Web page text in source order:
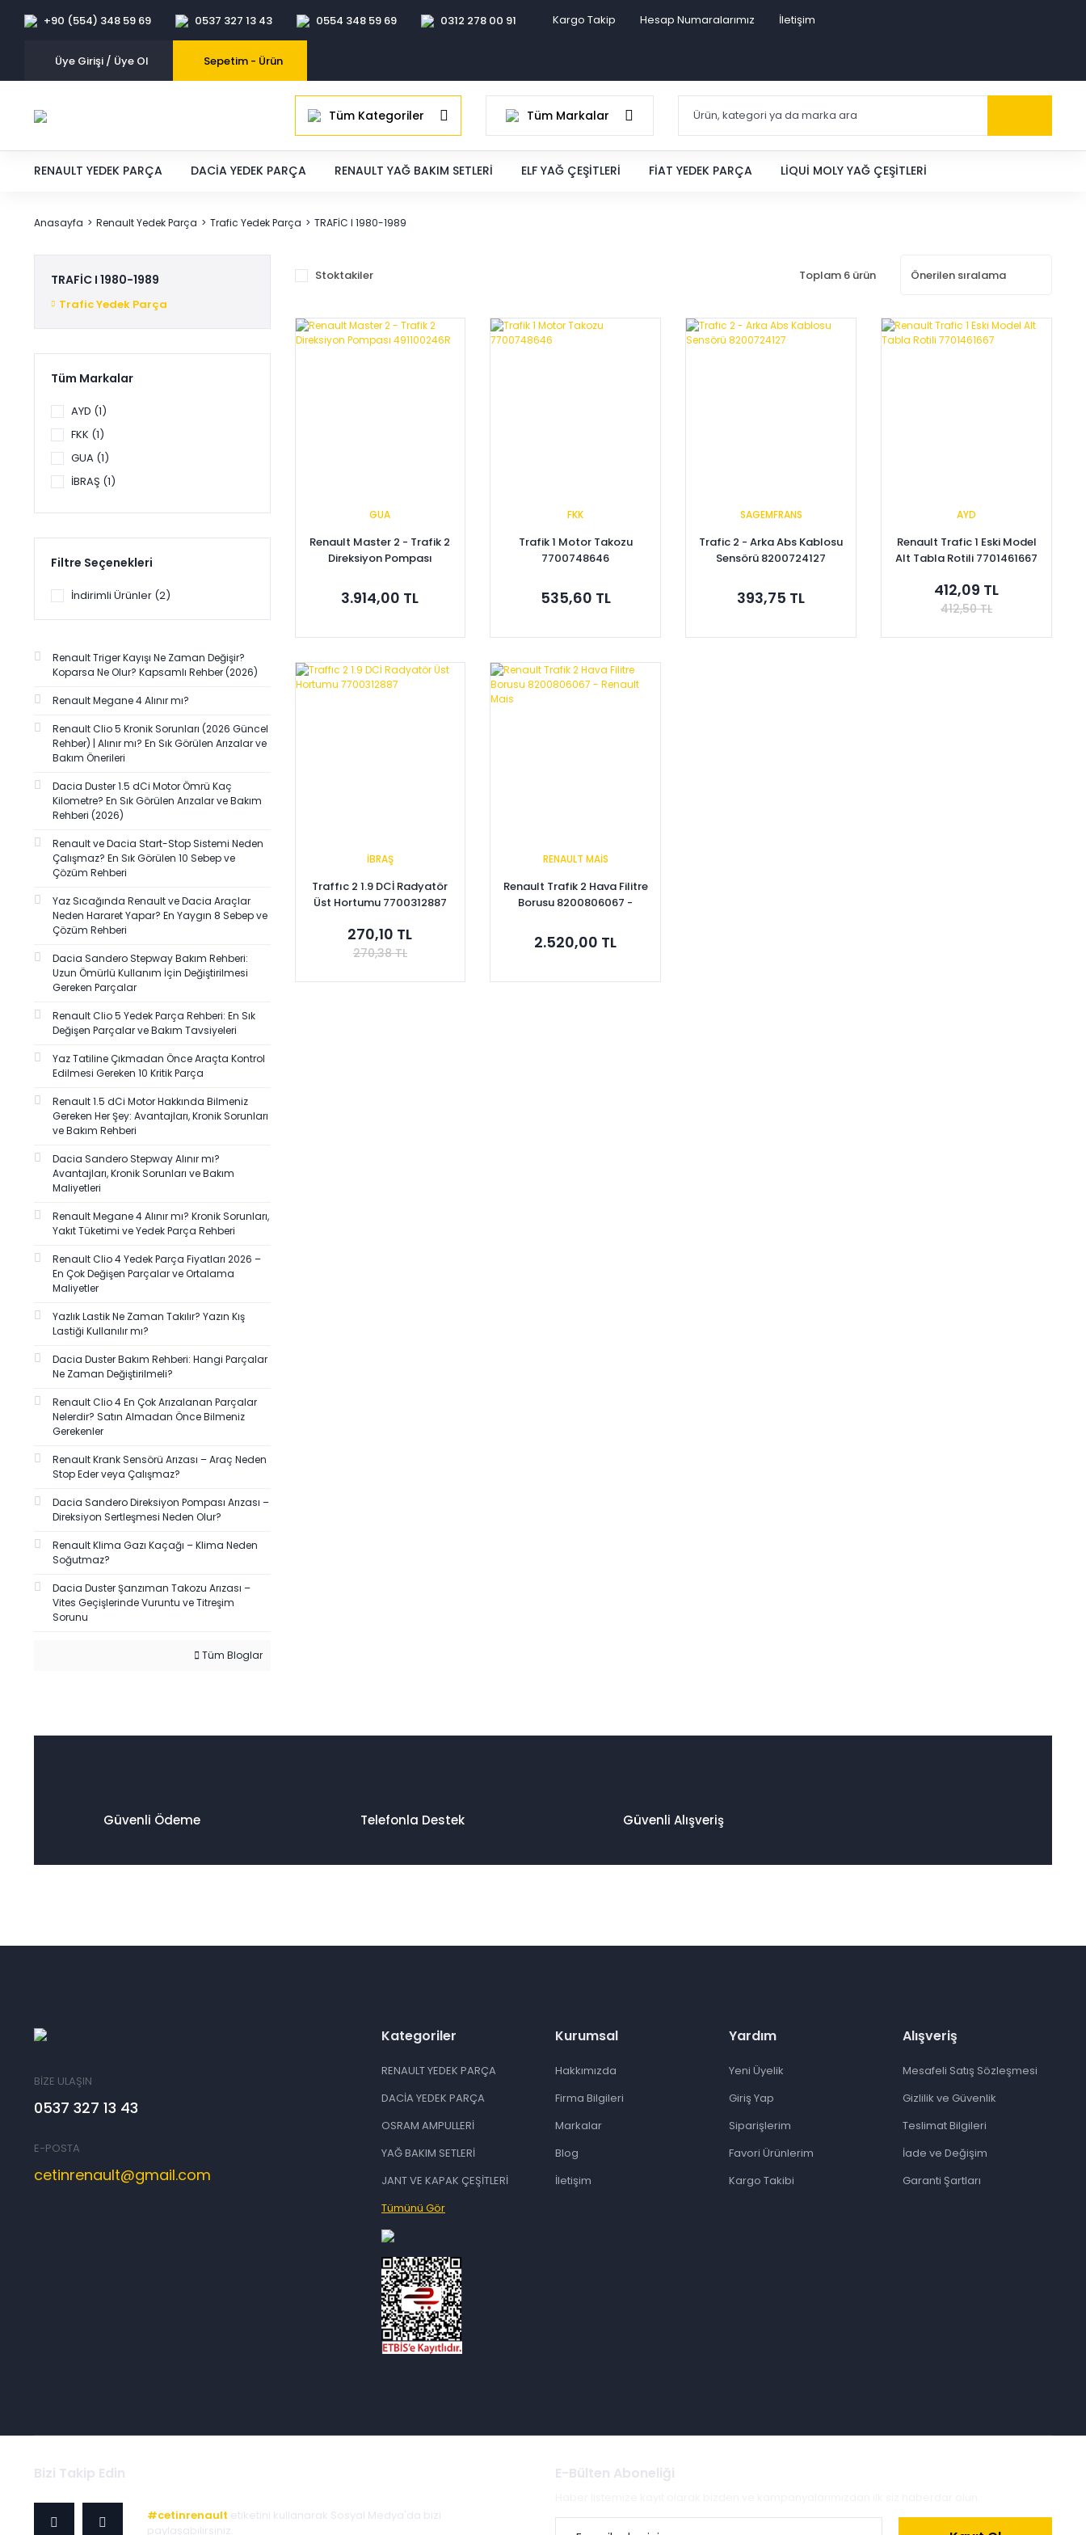
+90 (554) 348 59 69 0537 327 13 43 0554 348 59 69 0312 278 00 91 Kargo Takip Hesap Numaralarımız İletişim
Üye Girişi / Üye Ol Sepetim - Ürün
Tüm Kategoriler Tüm Markalar
RENAULT YEDEK PARÇA DACIA YEDEK PARÇA RENAULT YAĞ BAKIM SETLERI ELF YAĞ ÇEŞITLERI FIAT YEDEK PARÇA LIQUI MOLY YAĞ ÇEŞITLERI
Anasayfa Renault Yedek Parça Trafic Yedek Parça TRAFİC I 1980-1989
TRAFİC I 1980-1989
Trafic Yedek Parça
Tüm Markalar
AYD (1)
FKK (1)
GUA (1)
İBRAŞ (1)
Filtre Seçenekleri
İndirimli Ürünler (2)
Renault Triger Kayışı Ne Zaman Değişir?
Koparsa Ne Olur? Kapsamlı Rehber (2026)
Renault Megane 4 Alınır mı?
Renault Clio 5 Kronik Sorunları (2026 Güncel
Rehber) | Alınır mı? En Sık Görülen Arızalar ve
Bakım Önerileri
Dacia Duster 1.5 dCi Motor Ömrü Kaç
Kilometre? En Sık Görülen Arızalar ve Bakım
Rehberi (2026)
Renault ve Dacia Start-Stop Sistemi Neden
Çalışmaz? En Sık Görülen 10 Sebep ve
Çözüm Rehberi
Yaz Sıcağında Renault ve Dacia Araçlar
Neden Hararet Yapar? En Yaygın 8 Sebep ve
Çözüm Rehberi
Dacia Sandero Stepway Bakım Rehberi:
Uzun Ömürlü Kullanım İçin Değiştirilmesi
Gereken Parçalar
Renault Clio 5 Yedek Parça Rehberi: En Sık
Değişen Parçalar ve Bakım Tavsiyeleri
Yaz Tatiline Çıkmadan Önce Araçta Kontrol
Edilmesi Gereken 10 Kritik Parça
Renault 1.5 dCi Motor Hakkında Bilmeniz
Gereken Her Şey: Avantajları, Kronik Sorunları
ve Bakım Rehberi
Dacia Sandero Stepway Alınır mı?
Avantajları, Kronik Sorunları ve Bakım
Maliyetleri
Renault Megane 4 Alınır mı? Kronik Sorunları,
Yakıt Tüketimi ve Yedek Parça Rehberi
Renault Clio 4 Yedek Parça Fiyatları 2026 –
En Çok Değişen Parçalar ve Ortalama
Maliyetler
Yazlık Lastik Ne Zaman Takılır? Yazın Kış
Lastiği Kullanılır mı?
Dacia Duster Bakım Rehberi: Hangi Parçalar
Ne Zaman Değiştirilmeli?
Renault Clio 4 En Çok Arızalanan Parçalar
Nelerdir? Satın Almadan Önce Bilmeniz
Gerekenler
Renault Krank Sensörü Arızası – Araç Neden
Stop Eder veya Çalışmaz?
Dacia Sandero Direksiyon Pompası Arızası –
Direksiyon Sertleşmesi Neden Olur?
Renault Klima Gazı Kaçağı – Klima Neden
Soğutmaz?
Dacia Duster Şanzıman Takozu Arızası –
Vites Geçişlerinde Vuruntu ve Titreşim
Sorunu
Tüm Bloglar
Stoktakiler Toplam 6 ürün
GUA
Renault Master 2 - Trafik 2
Direksiyon Pompası
3.914,00 TL
Sepete Ekle
FKK
Trafik 1 Motor Takozu
7700748646
535,60 TL
Sepete Ekle
SAGEMFRANS
Trafic 2 - Arka Abs Kablosu
Sensörü 8200724127
393,75 TL
AYD
Renault Trafic 1 Eski Model
Alt Tabla Rotili 7701461667
412,09 TL
412,50 TL
İBRAŞ
Traffıc 2 1.9 DCİ Radyatör
Üst Hortumu 7700312887
270,10 TL
270,38 TL
RENAULT MAİS
Renault Trafik 2 Hava Filitre
Borusu 8200806067 -
2.520,00 TL
Güvenli Ödeme Telefonla Destek Güvenli Alışveriş
BİZE ULAŞIN
0537 327 13 43
E-POSTA
cetinrenault@gmail.com
Kategoriler
RENAULT YEDEK PARÇA
DACİA YEDEK PARÇA
OSRAM AMPULLERİ
YAĞ BAKIM SETLERİ
JANT VE KAPAK ÇEŞİTLERİ
Tümünü Gör
Kurumsal
Hakkımızda
Firma Bilgileri
Markalar
Blog
İletişim
Yardım
Yeni Üyelik
Giriş Yap
Siparişlerim
Favori Ürünlerim
Kargo Takibi
Alışveriş
Mesafeli Satış Sözleşmesi
Gizlilik ve Güvenlik
Teslimat Bilgileri
İade ve Değişim
Garanti Şartları
Bizi Takip Edin
#cetinrenault etiketini kullanarak Sosyal Medya'da bizi
paylaşabilirsiniz.
E-Bülten Aboneliği